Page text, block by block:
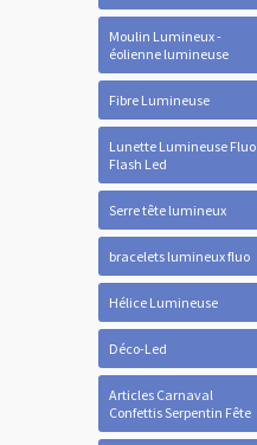
Moulin Lumineux -
éolienne lumineuse
Fibre Lumineuse
Lunette Lumineuse Fluo
Flash Led
Serre tête lumineux
bracelets lumineux fluo
Hélice Lumineuse
Déco-Led
Articles Carnaval
Confettis Serpentin Fête